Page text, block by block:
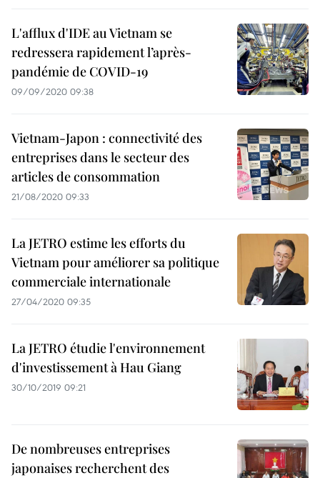
L'afflux d'IDE au Vietnam se
redressera rapidement l’après-
pandémie de COVID-19
09/09/2020 09:38
Vietnam-Japon : connectivité des
entreprises dans le secteur des
articles de consommation
21/08/2020 09:33
La JETRO estime les efforts du
Vietnam pour améliorer sa politique
commerciale internationale
27/04/2020 09:35
La JETRO étudie l'environnement
d'investissement à Hau Giang
30/10/2019 09:21
De nombreuses entreprises
japonaises recherchent des